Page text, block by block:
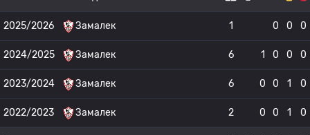
2025/2026 Замалек 1 0 0 0
2024/2025 Замалек 6 1 0 0 0
2023/2024 Замалек 6 0 0 1 0
2022/2023 Замалек 2 0 0 1 0